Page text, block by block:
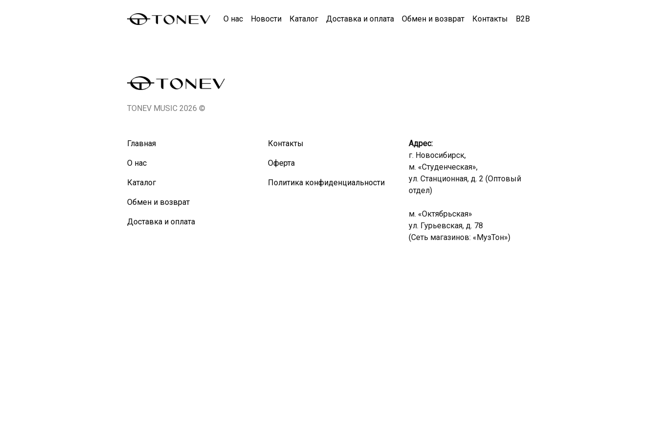
О нас Новости Каталог Доставка и оплата Обмен и возврат Контакты B2B
TONEV MUSIC 2026 ©
Главная
О нас
Каталог
Обмен и возврат
Доставка и оплата
Контакты
Оферта
Политика конфиденциальности
Адрес:
г. Новосибирск,
м. «Студенческая»,
ул. Станционная, д. 2 (Оптовый
отдел)
м. «Октябрьская»
ул. Гурьевская, д. 78
(Сеть магазинов: «МузТон»)